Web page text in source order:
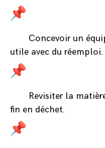
Concevoir un
utile avec du réemploi.
Revisiter la
fin en déchet.